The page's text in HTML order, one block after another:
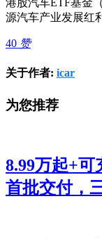
港股汽车ETF基金
源汽车产业发展红
40 赞
关于作者: icar
为您推荐
8.99万起+可
首批交付，